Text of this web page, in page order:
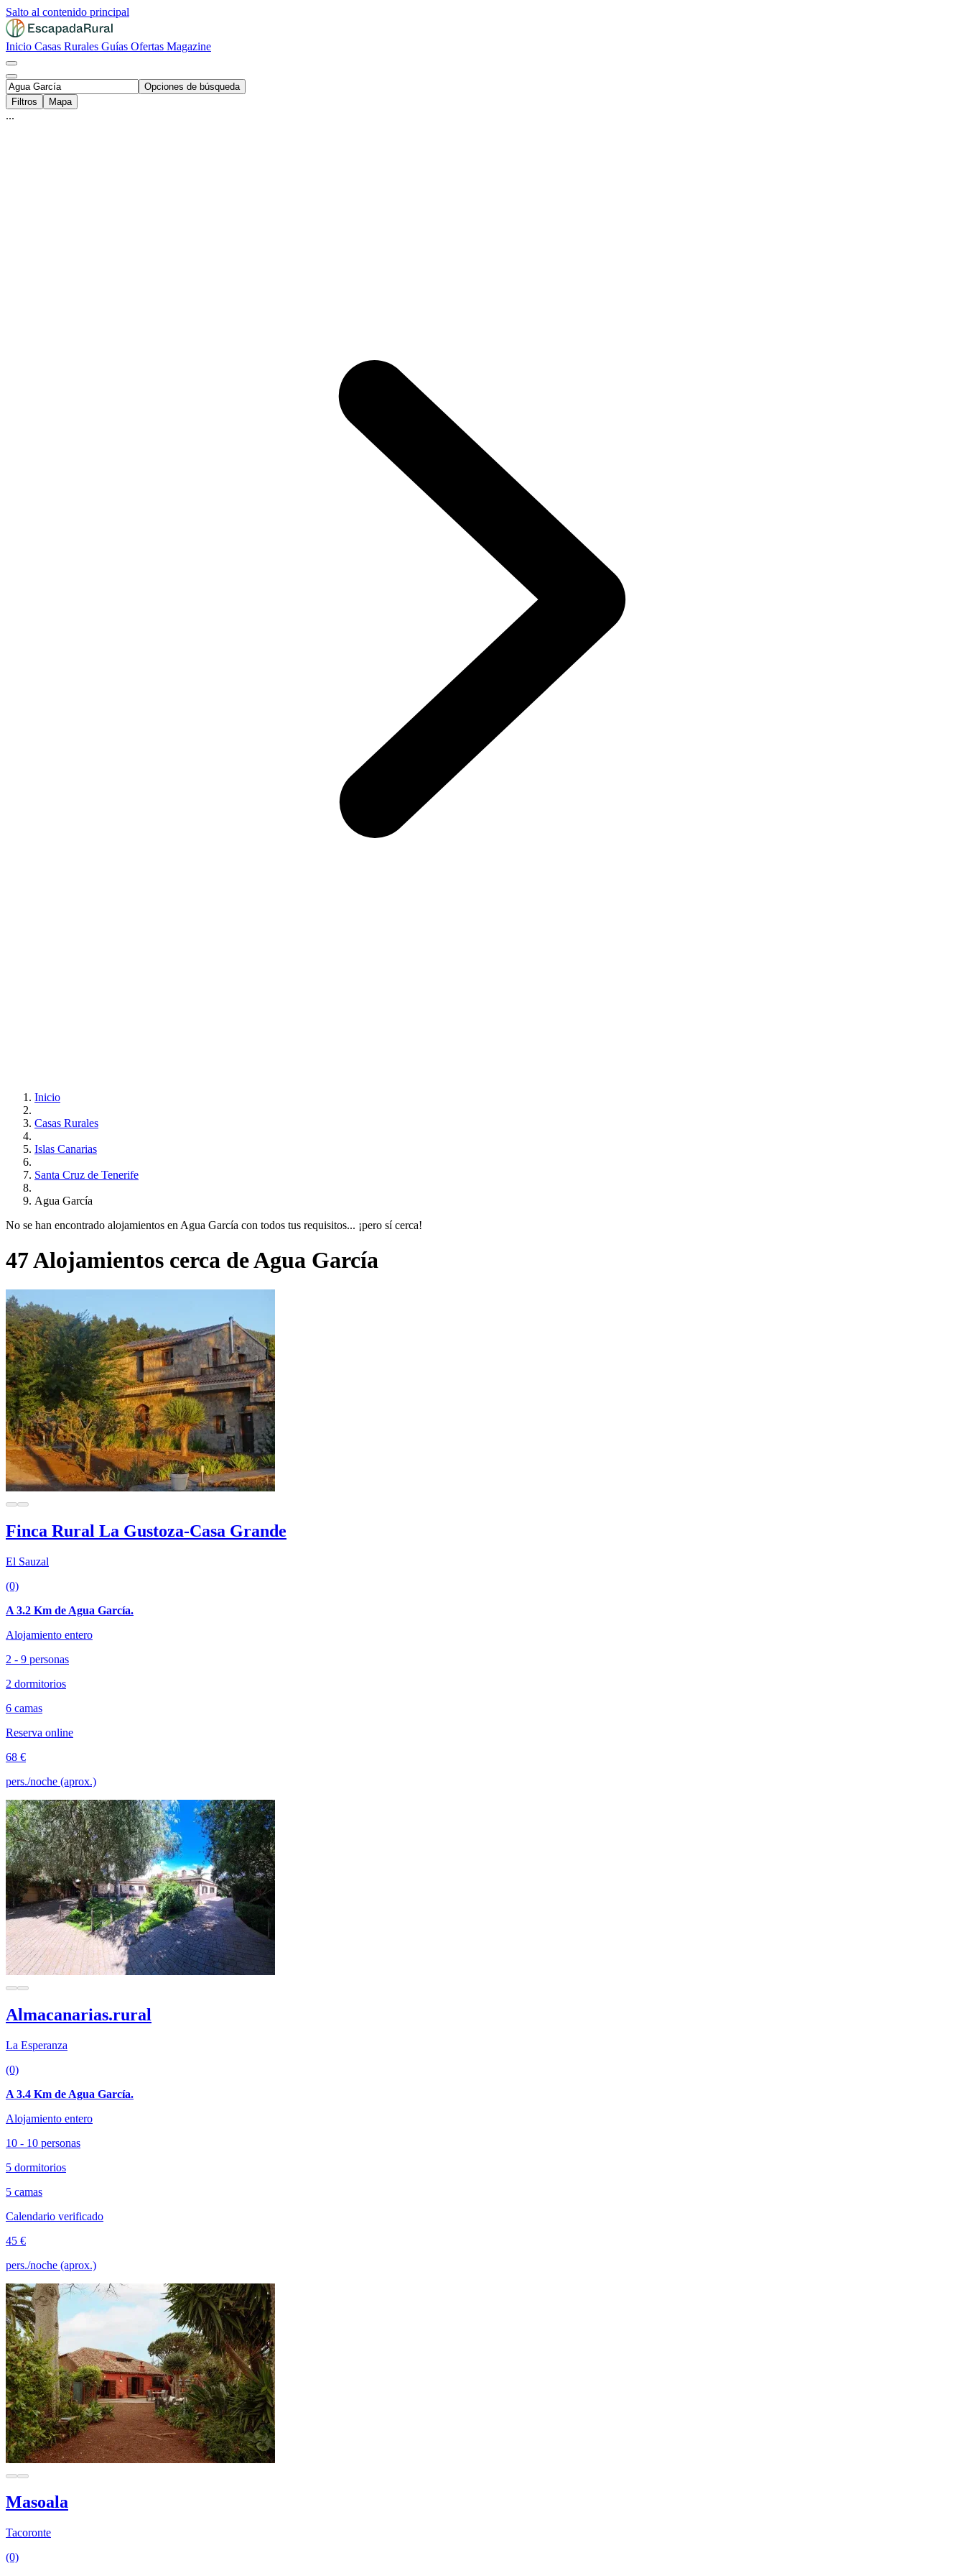
Salto al contenido principal
Inicio Casas Rurales Guías Ofertas Magazine
Opciones de búsqueda
Filtros
Mapa
...
Inicio
Casas Rurales
Islas Canarias
Santa Cruz de Tenerife
Agua García
No se han encontrado alojamientos en Agua García con todos tus requisitos... ¡pero sí cerca!
47 Alojamientos cerca de Agua García
Finca Rural La Gustoza-Casa Grande
El Sauzal
(0)
A 3.2 Km de Agua García.
Alojamiento entero
2 - 9 personas
2 dormitorios
6 camas
Reserva online
68 €
pers./noche (aprox.)
Almacanarias.rural
La Esperanza
(0)
A 3.4 Km de Agua García.
Alojamiento entero
10 - 10 personas
5 dormitorios
5 camas
Calendario verificado
45 €
pers./noche (aprox.)
Masoala
Tacoronte
(0)